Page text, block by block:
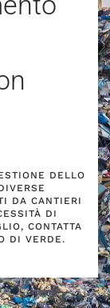
DELLO
DA CANTIERI
DI
CONTATTA
DI VERDE.